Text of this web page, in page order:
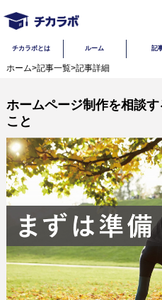
チカラボとは ルーム 記
ホーム>記事一覧>記事詳細
ホームページ制作を相談
こと